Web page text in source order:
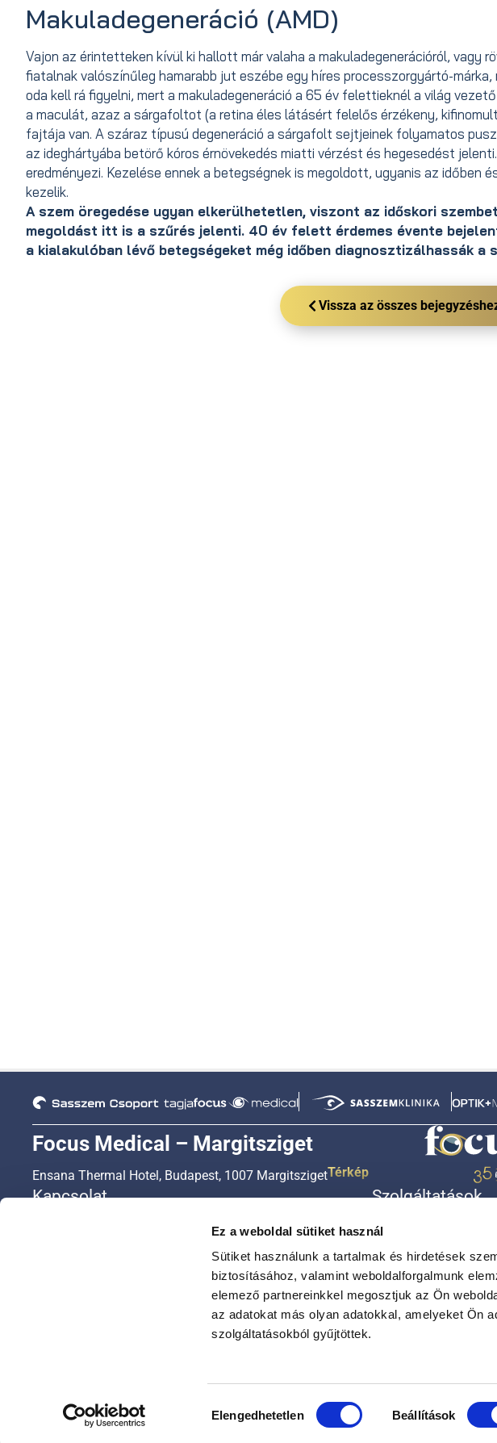
Ez a weboldal sütiket használ
Sütiket használunk a tartalmak és hirdetések
biztosításához, valamint weboldalforgalmunk
elemező partnereinkkel megosztjuk az Ön
az adatokat más olyan adatokkal, amelyeket Ön
szolgáltatásokból gyűjtöttek.
kiválasztása
Elengedhetetlen Beállítások
Makuladegeneráció (AMD)
Vajon az érintetteken kívül ki hallott már valaha a makuladegenerációról, vagy
fiatalnak valószínűleg hamarabb jut eszébe egy híres processzorgyártó-
oda kell rá figyelni, mert a makuladegeneráció a 65 év felettieknél a világ
a maculát, azaz a sárgafoltot (a retina éles látásért felelős érzékeny,
fajtája van. A száraz típusú degeneráció a sárgafolt sejtjeinek folyamatos
az ideghártyába betörő kóros érnövekedés miatti vérzést és hegesedést
eredményezi. Kezelése ennek a betegségnek is megoldott, ugyanis az időben
kezelik.
A szem öregedése ugyan elkerülhetetlen, viszont az időskori
megoldást itt is a szűrés jelenti. 40 év felett érdemes évente
a kialakulóban lévő betegségeket még időben diagnosztizálhassák a
Vissza az összes
Focus Medical – Margitsziget
Ensana Thermal Hotel, Budapest, 1007 MargitszigetTérkép
Kapcsolat
ugyfelszolgalat@focusmed.hu
Szolgáltatások
Lézeres szemműtét
Szürkehályog
Látásjavító
Egyéb kezelések
© Focus Medical minden jog fenntartva